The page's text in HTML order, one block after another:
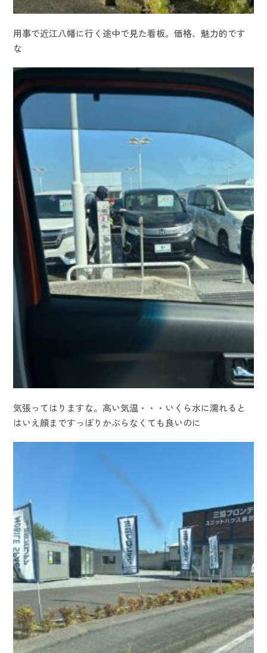
用事で近江八幡に行く途中で見た看板。価格、魅力的です
な
気張ってはりますな。高い気温・・・いくら水に濡れると
はいえ顔まですっぽりかぶらなくても良いのに